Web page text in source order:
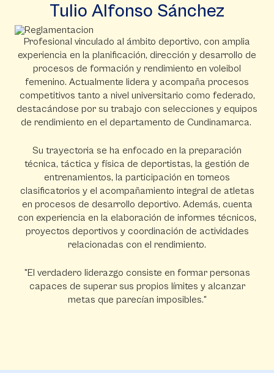
Tulio Alfonso Sánchez
Profesional vinculado al ámbito deportivo, con amplia
experiencia en la planificación, dirección y desarrollo de
procesos de formación y rendimiento en voleibol
femenino. Actualmente lidera y acompaña procesos
competitivos tanto a nivel universitario como federado,
destacándose por su trabajo con selecciones y equipos
de rendimiento en el departamento de Cundinamarca.
Su trayectoria se ha enfocado en la preparación
técnica, táctica y física de deportistas, la gestión de
entrenamientos, la participación en torneos
clasificatorios y el acompañamiento integral de atletas
en procesos de desarrollo deportivo. Además, cuenta
con experiencia en la elaboración de informes técnicos,
proyectos deportivos y coordinación de actividades
relacionadas con el rendimiento.
"El verdadero liderazgo consiste en formar personas
capaces de superar sus propios límites y alcanzar
metas que parecían imposibles."